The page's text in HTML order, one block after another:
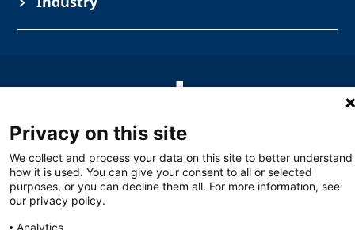
Solar Nederland
Toermalijnstraat 7, 1812 RL Alkmaar
088 765 2763
specialsales@solarnederland.nl
Monday – Thursday at 6 a.m. to 4 p.m. and
Privacy on this site
We collect and process your data on this site to better understand
how it is used. You can give your consent to all or selected
purposes, or you can decline them all. For more information, see
our privacy policy.
Analytics